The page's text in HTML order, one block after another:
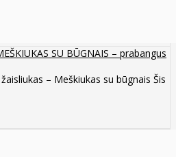
SU BŪGNAIS – prabangus
– Meškiukas su būgnais Šis